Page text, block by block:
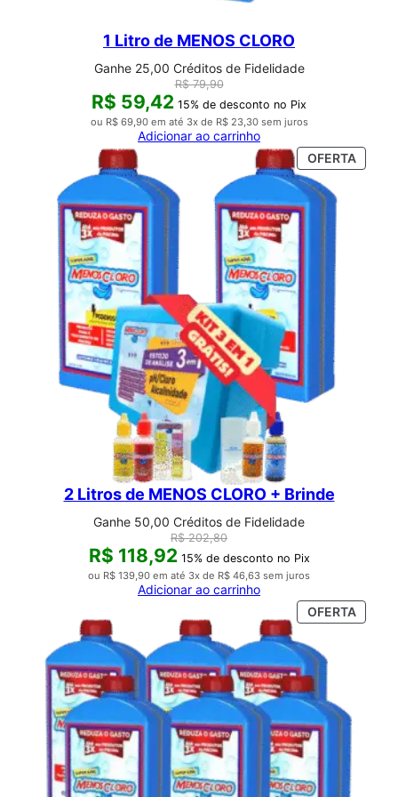
1 Litro de MENOS CLORO
Ganhe 25,00 Créditos de Fidelidade
R$79,90
R$ 59,42 15% de desconto no Pix
ou R$69,90em até 3x de R$23,30sem juros
Adicionar ao carrinho
OFERTA
EM
2 Litros de MENOS CLORO + Brinde
Ganhe 50,00 Créditos de Fidelidade
R$202,80
R$ 118,92 15% de desconto no Pix
ou R$ 139,90 em até 3x de R$ 46,63 sem juros
Adicionar ao carrinho
OFERTA
EM